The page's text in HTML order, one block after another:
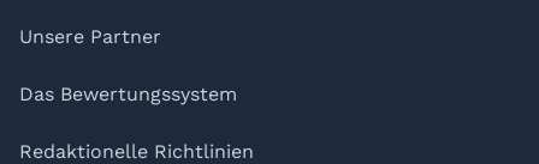
Unsere Partner
Das Bewertungssystem
Redaktionelle Richtlinien